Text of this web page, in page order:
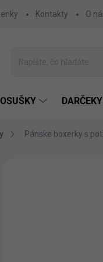
Kontakty O
Pánske boxerky s